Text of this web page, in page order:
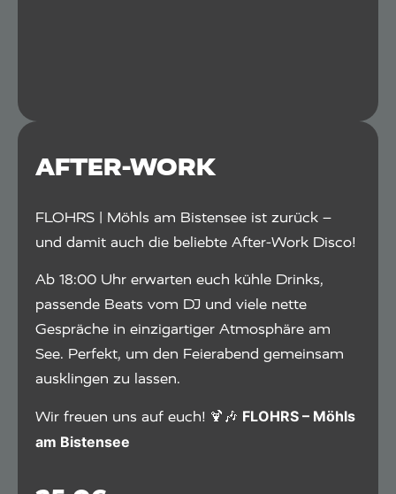
AFTER-WORK
FLOHRS | Möhls am Bistensee ist zurück –
und damit auch die beliebte After-Work Disco!
Ab 18:00 Uhr erwarten euch kühle Drinks,
passende Beats vom DJ und viele nette
Gespräche in einzigartiger Atmosphäre am
See. Perfekt, um den Feierabend gemeinsam
ausklingen zu lassen.
Wir freuen uns auf euch! 🍹🎶 FLOHRS – Möhls
am Bistensee